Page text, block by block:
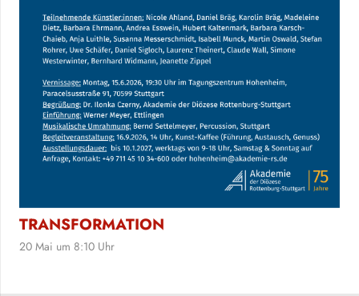
TRANSFORMATION
20 Mai um 8:10 Uhr